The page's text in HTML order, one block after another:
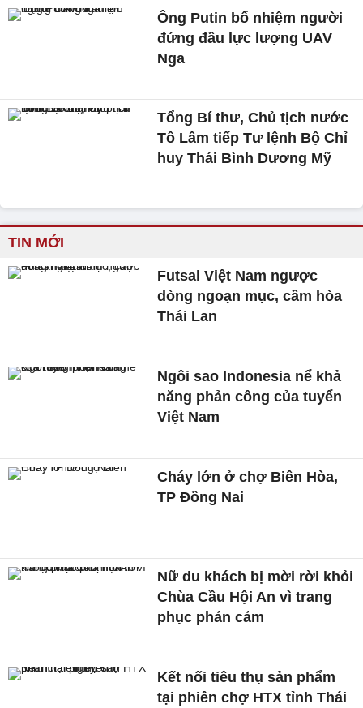
Ông Putin bổ nhiệm người
đứng đầu lực lượng UAV
Nga
Tổng Bí thư, Chủ tịch nước
Tô Lâm tiếp Tư lệnh Bộ Chỉ
huy Thái Bình Dương Mỹ
TIN MỚI
Futsal Việt Nam ngược
dòng ngoạn mục, cầm hòa
Thái Lan
Ngôi sao Indonesia nể khả
năng phản công của tuyển
Việt Nam
Cháy lớn ở chợ Biên Hòa,
TP Đồng Nai
Nữ du khách bị mời rời khỏi
Chùa Cầu Hội An vì trang
phục phản cảm
Kết nối tiêu thụ sản phẩm
tại phiên chợ HTX tỉnh Thái